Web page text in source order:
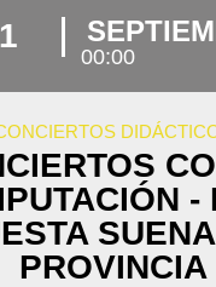
00:00
-
PROVINCIA